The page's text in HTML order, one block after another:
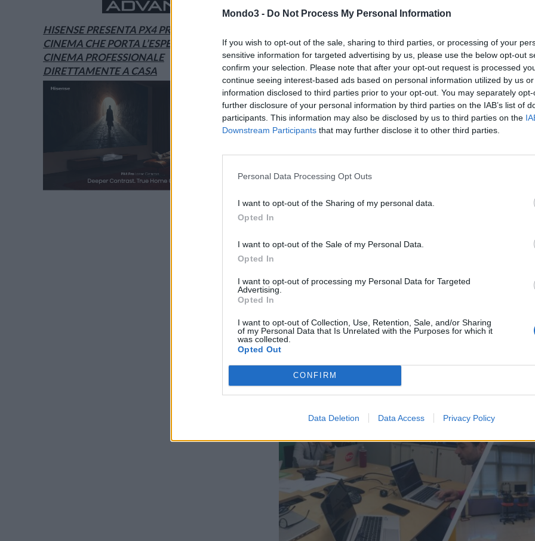
Mondo3 - Do Not Process My Personal Information
If you wish to opt-out of the sale, sharing to third parties, or processing of your
sensitive information for targeted advertising by us, please use the below opt-out
confirm your selection. Please note that after your opt-out request is processed
continue seeing interest-based ads based on personal information utilized by us
information disclosed to third parties prior to your opt-out. You may separately
further disclosure of your personal information by third parties on the IAB’s list of
participants. This information may also be disclosed by us to third parties on the
Downstream Participants that may further disclose it to other third parties.
Personal Data Processing Opt Outs
I want to opt-out of the Sharing of my personal data.
Opted In
I want to opt-out of the Sale of my Personal Data.
Opted In
I want to opt-out of processing my Personal Data for Targeted
Advertising.
Opted In
I want to opt-out of Collection, Use, Retention, Sale, and/or Sharing
of my Personal Data that Is Unrelated with the Purposes for which it
was collected.
Opted Out
CONFIRM
Data Deletion Data Access Privacy Policy
Pagani, lavora allo sviluppo del 5G e all’evoluzione delle più
brevetti prodotti dalla R&S italiana, 40 solo nell’ultimo anno.
Il contributo dei ricercatori italiani è fondamentale per lo sviluppo
ad avanzate competenze scientifiche e progettuali, in Italia
compattezza, latenza, consumo energetico e gestibilità – adottate
italiane ricordiamo le reti ottiche di nuova generazione, le reti di
fotonica integrata, virtualizzazione e cloudificazione della Core
gestione automatca delle licenze.
Ericsson investe in R&S oltre il 17% del fatturato annuale
Ericsson è al trentunesimo posto per intensità delle attività di R&S a
In totale, tra il 2017 e il 2019, Ericsson ha contribuito con circa 3
modo diretto, indiretto o tramite indotto, l’occupazione di circa
I tre centri di R&S sono inoltre coinvolti ogni anno in oltre 25
HISENSE PRESENTA PX4 PRO, IL LASER
CINEMA CHE PORTA L’ESPERIENZA DEL
CINEMA PROFESSIONALE
DIRETTAMENTE A CASA